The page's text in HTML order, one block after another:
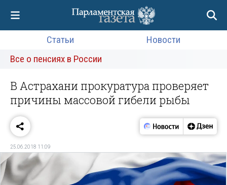
Статьи
Новости
Все о пенсиях в России
В Астрахани прокуратура проверяет
причины массовой гибели рыбы
25.06.2018 11:09